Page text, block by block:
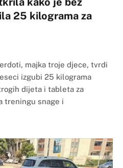
25 kilograma za
majka troje djece, tvrdi
izgubi 25 kilograma
dijeta i tableta za
treningu snage i